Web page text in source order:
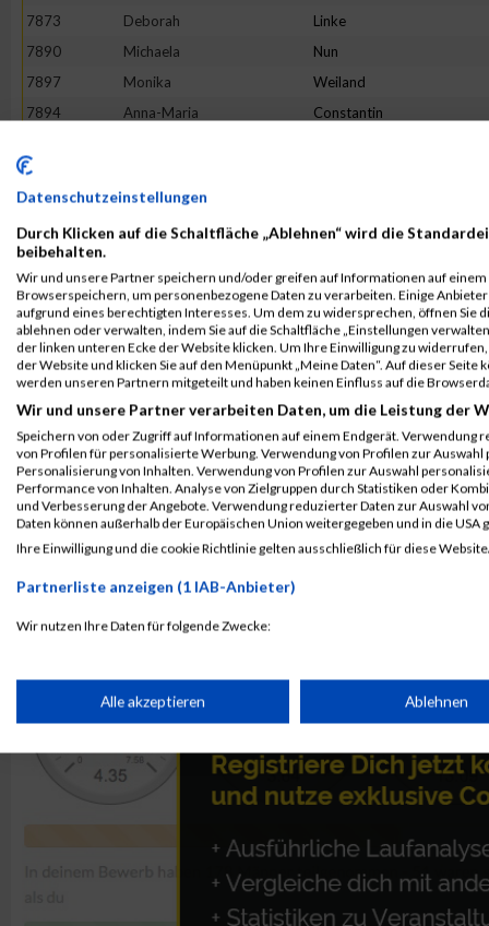
7873
Deborah Linke
7890
Michaela Nun
7897
Monika Weiland
7894
Anna-Maria Constantin
7872
7880
Tanja
7895
Ines Gläser
7877
Gesa Fahl
7875
Julia Pfister
7882
Daniela Zachau
Rang: 1026.
Kontaktformular / Fragen
zur Zeitmessung
Hermann Herbst
Datenschutzeinstellungen
Durch Klicken auf die Schaltfläche „Ablehnen“ wird die
beibehalten.
Wir und unsere Partner speichern und/oder greifen auf Informationen auf einem
Browserspeichern, um personenbezogene Daten zu verarbeiten. Einige
aufgrund eines berechtigten Interesses. Um dem zu widersprechen, öffnen Sie
ablehnen oder verwalten, indem Sie auf die Schaltfläche „Einstellungen
der linken unteren Ecke der Website klicken. Um Ihre Einwilligung zu
der Website und klicken Sie auf den Menüpunkt „Meine Daten“. Auf dieser
werden unseren Partnern mitgeteilt und haben keinen Einfluss auf die
Wir und unsere Partner verarbeiten Daten, um die Leistung der
Speichern von oder Zugriff auf Informationen auf einem Endgerät. Verwendung
von Profilen für personalisierte Werbung. Verwendung von Profilen zur
Personalisierung von Inhalten. Verwendung von Profilen zur Auswahl
Performance von Inhalten. Analyse von Zielgruppen durch Statistiken oder
und Verbesserung der Angebote. Verwendung reduzierter Daten zur Auswahl
Daten können außerhalb der Europäischen Union weitergegeben und in die USA
Ihre Einwilligung und die cookie Richtlinie gelten ausschließlich für diese
Partnerliste anzeigen (1 IAB-Anbieter)
Wir nutzen Ihre Daten für folgende Zwecke:
Speichern von oder Zugriff auf Informationen auf einem
Verwendung reduzierter Daten zur Auswahl von
Verwendung von Profilen zur Auswahl personalisierter Werbung
Alle akzeptieren Ablehnen